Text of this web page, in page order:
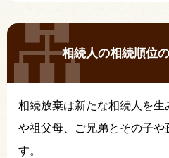
相続人の相続順位
相続放棄は新たな相続人を
や祖父母、ご兄弟とその子や
す。